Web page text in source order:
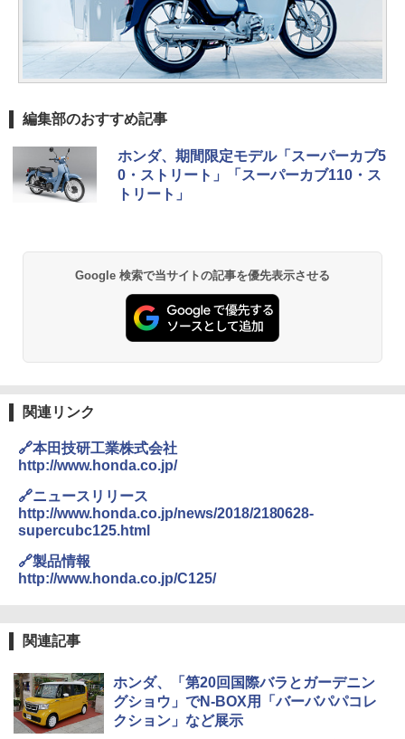
編集部のおすすめ記事
ホンダ、期間限定モデル「スーパーカブ5
0・ストリート」「スーパーカブ110・ス
トリート」
Google 検索で当サイトの記事を優先表示させる
関連リンク
🔗本田技研工業株式会社
http://www.honda.co.jp/
🔗ニュースリリース
http://www.honda.co.jp/news/2018/2180628-
supercubc125.html
🔗製品情報
http://www.honda.co.jp/C125/
関連記事
ホンダ、「第20回国際バラとガーデニン
グショウ」でN-BOX用「バーバパパコレ
クション」など展示